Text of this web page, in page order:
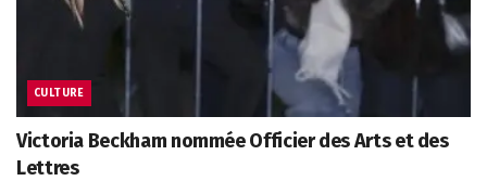
CULTURE
Victoria Beckham nommée Officier des Arts et des
Lettres